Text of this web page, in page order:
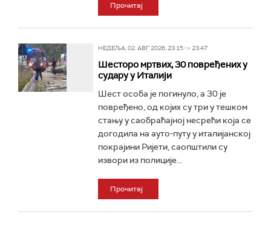
Прочитај
НЕДЕЉА, 02. АВГ 2026, 23:15 -> 23:47
Шесторо мртвих, 30 повређених у
судару у Италији
Шест особа је погинуло, а 30 је
повређено, од којих су три у тешком
стању у саобраћајној несрећи која се
догодила на ауто-путу у италијанској
покрајини Ријети, саопштили су
извори из полиције...
Прочитај